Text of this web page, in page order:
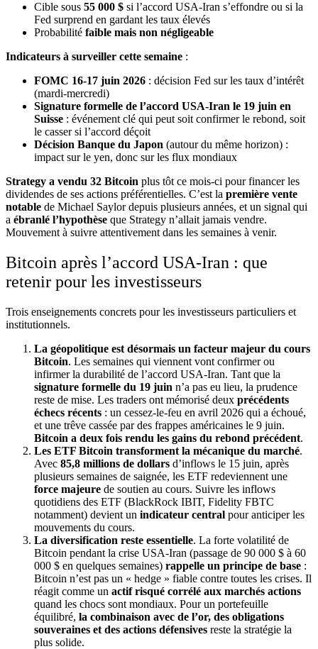
Cible sous 55 000 $ si l’accord USA-Iran s’effondre ou si la
Fed surprend en gardant les taux élevés
Probabilité faible mais non négligeable
Indicateurs à surveiller cette semaine :
FOMC 16-17 juin 2026 : décision Fed sur les taux d’intérêt
(mardi-mercredi)
Signature formelle de l’accord USA-Iran le 19 juin en
Suisse : événement clé qui peut soit confirmer le rebond, soit
le casser si l’accord déçoit
Décision Banque du Japon (autour du même horizon) :
impact sur le yen, donc sur les flux mondiaux
Strategy a vendu 32 Bitcoin plus tôt ce mois-ci pour financer les
dividendes de ses actions préférentielles. C’est la première vente
notable de Michael Saylor depuis plusieurs années, et un signal qui
a ébranlé l’hypothèse que Strategy n’allait jamais vendre.
Mouvement à suivre attentivement dans les semaines à venir.
Bitcoin après l’accord USA-Iran : que
retenir pour les investisseurs
Trois enseignements concrets pour les investisseurs particuliers et
institutionnels.
La géopolitique est désormais un facteur majeur du cours
Bitcoin. Les semaines qui viennent vont confirmer ou
infirmer la durabilité de l’accord USA-Iran. Tant que la
signature formelle du 19 juin n’a pas eu lieu, la prudence
reste de mise. Les traders ont mémorisé deux précédents
échecs récents : un cessez-le-feu en avril 2026 qui a échoué,
et une trêve cassée par des frappes américaines le 9 juin.
Bitcoin a deux fois rendu les gains du rebond précédent.
Les ETF Bitcoin transforment la mécanique du marché.
Avec 85,8 millions de dollars d’inflows le 15 juin, après
plusieurs semaines de saignée, les ETF redeviennent une
force majeure de soutien au cours. Suivre les inflows
quotidiens des ETF (BlackRock IBIT, Fidelity FBTC
notamment) devient un indicateur central pour anticiper les
mouvements du cours.
La diversification reste essentielle. La forte volatilité de
Bitcoin pendant la crise USA-Iran (passage de 90 000 $ à 60
000 $ en quelques semaines) rappelle un principe de base :
Bitcoin n’est pas un « hedge » fiable contre toutes les crises. Il
réagit comme un actif risqué corrélé aux marchés actions
quand les chocs sont mondiaux. Pour un portefeuille
équilibré, la combinaison avec de l’or, des obligations
souveraines et des actions défensives reste la stratégie la
plus solide.